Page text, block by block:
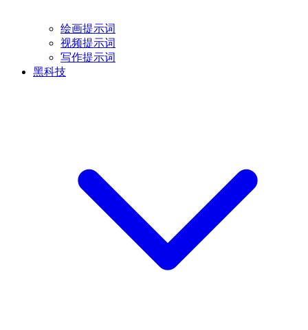
绘画提示词
视频提示词
写作提示词
黑科技